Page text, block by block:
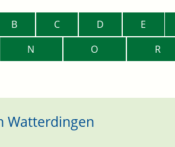
B C D E
N O R
Watterdingen